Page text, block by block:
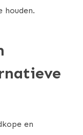
houden.
en